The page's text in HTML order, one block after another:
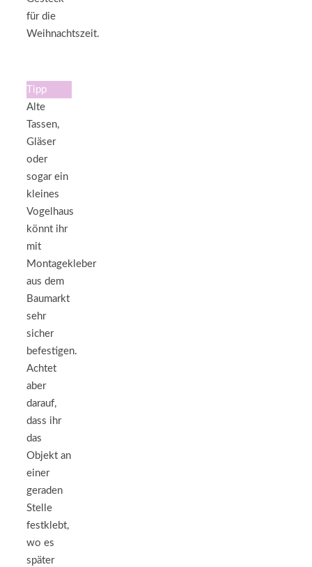
für die
Weihnachtszeit.
Tipp
Alte
Tassen,
Gläser
oder
sogar ein
kleines
Vogelhaus
könnt ihr
mit
Montagekleber
aus dem
Baumarkt
sehr
sicher
befestigen.
Achtet
aber
darauf,
dass ihr
das
Objekt an
einer
geraden
Stelle
festklebt,
wo es
später